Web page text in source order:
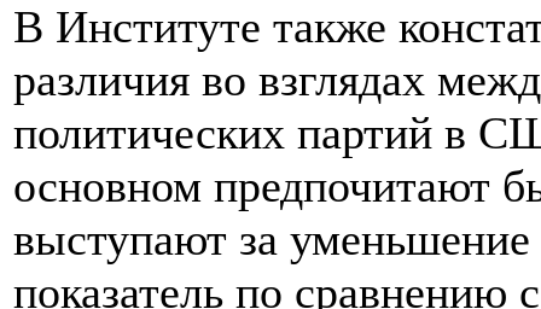
В Институте также
различия во взглядах
политических партий в
основном предпочитают
выступают за
показатель по